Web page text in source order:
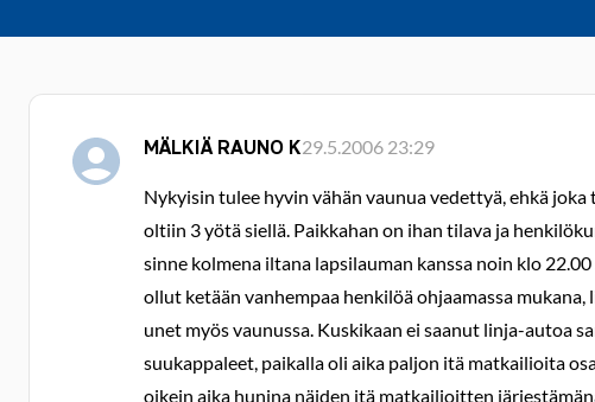
MÄLKIÄ RAUNO K29.5.2006 23:29
Nykyisin tulee hyvin vähän vaunua vedettyä, ehkä
oltiin 3 yötä siellä. Paikkahan on ihan tilava ja
sinne kolmena iltana lapsilauman kanssa noin klo
ollut ketään vanhempaa henkilöä ohjaamassa
unet myös vaunussa. Kuskikaan ei saanut linja-autoa
suukappaleet, paikalla oli aika paljon itä matkailioita
oikein aika hunina näiden itä matkailioitten